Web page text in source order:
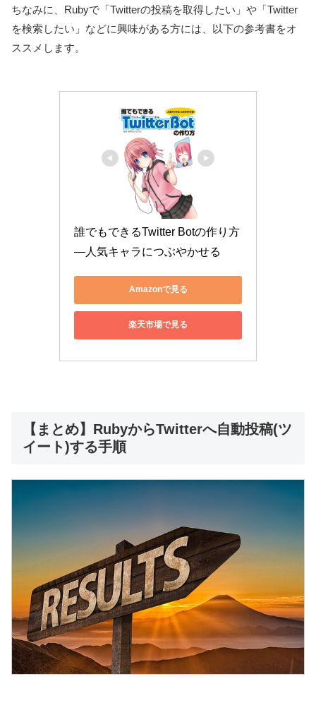
ちなみに、Rubyで「Twitterの投稿を取得したい」や「Twitter
を検索したい」などに興味がある方には、以下の参考書をオ
ススメします。
誰でもできるTwitter Botの作り方
―人気キャラにつぶやかせる
Amazonで見る
楽天市場で見る
【まとめ】RubyからTwitterへ自動投稿(ツ
イート)する手順